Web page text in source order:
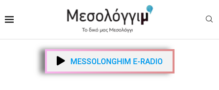
MESSOLONGHIM E-RADIO